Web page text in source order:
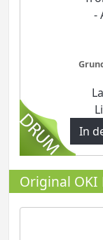
-
Original OKI